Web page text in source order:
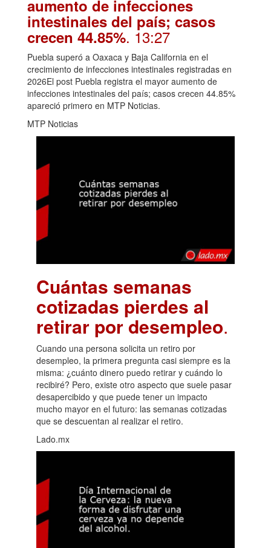
aumento de infecciones
intestinales del país; casos
crecen 44.85%. 13:27
Puebla superó a Oaxaca y Baja California en el
crecimiento de infecciones intestinales registradas en
2026El post Puebla registra el mayor aumento de
infecciones intestinales del país; casos crecen 44.85%
apareció primero en MTP Noticias.
MTP Noticias
Cuántas semanas
cotizadas pierdes al
retirar por desempleo.
Cuando una persona solicita un retiro por
desempleo, la primera pregunta casi siempre es la
misma: ¿cuánto dinero puedo retirar y cuándo lo
recibiré? Pero, existe otro aspecto que suele pasar
desapercibido y que puede tener un impacto
mucho mayor en el futuro: las semanas cotizadas
que se descuentan al realizar el retiro.
Lado.mx